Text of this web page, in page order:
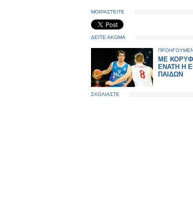
ΜΟΙΡΑΣΤΕΙΤΕ
ΔΕΙΤΕ ΑΚΟΜΑ
ΜΕ
ΕΝΑΤΗ Η
ΠΑΙΔΩΝ
ΣΧΟΛΙΑΣΤΕ